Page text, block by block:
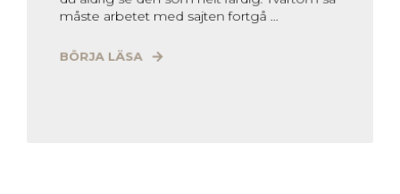
måste arbetet med sajten fortgå ...
BÖRJA LÄSA